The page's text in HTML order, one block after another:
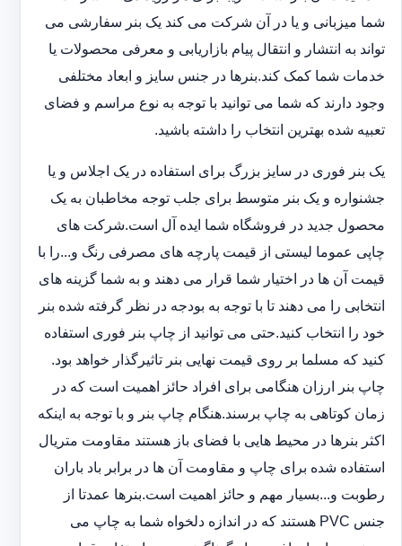
شما میزبانی و یا در آن شرکت می کند یک بنر سفارشی می
تواند به انتشار و انتقال پیام بازاریابی و معرفی محصولات یا
خدمات شما کمک کند.بنرها در جنس سایز و ابعاد مختلفی
وجود دارند که شما می توانید با توجه به نوع مراسم و فضای
تعبیه شده بهترین انتخاب را داشته باشید.
یک بنر فوری در سایز بزرگ برای استفاده در یک اجلاس و یا
جشنواره و یک بنر متوسط برای جلب توجه مخاطبان به یک
محصول جدید در فروشگاه شما ایده آل است.شرکت های
چاپی عموما لیستی از قیمت پارچه های مصرفی رنگ و...را با
قیمت آن ها در اختیار شما قرار می دهند و به شما گزینه های
انتخابی را می دهند تا با توجه به بودجه در نظر گرفته شده بنر
خود را انتخاب کنید.حتی می توانید از چاپ بنر فوری استفاده
کنید که مسلما بر روی قیمت نهایی بنر تاثیرگذار خواهد بود.
چاپ بنر ارزان هنگامی برای افراد حائز اهمیت است که در
زمان کوتاهی به چاپ برسند.هنگام چاپ بنر و با توجه به اینکه
اکثر بنرها در محیط هایی با فضای باز هستند مقاومت متریال
استفاده شده برای چاپ و مقاومت آن ها در برابر باد باران
رطوبت و...بسیار مهم و حائز اهمیت است.بنرها عمدتا از
جنس PVC هستند که در اندازه دلخواه شما به چاپ می